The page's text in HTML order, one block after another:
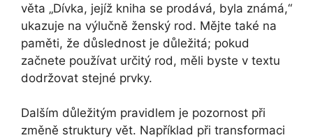
věta „Dívka, jejíž kniha se prodává, byla známá,“
ukazuje na výlučně ženský rod. Mějte také na
paměti, že důslednost je důležitá; pokud
začnete používat určitý rod, měli byste v textu
dodržovat stejné prvky.
Dalším důležitým pravidlem je pozornost při
změně struktury vět. Například při transformaci